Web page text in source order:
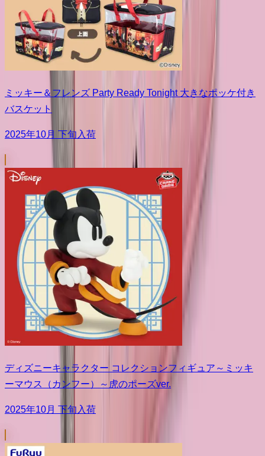
ミッキー＆フレンズ Party Ready Tonight 大きなポッケ付き
バスケット
2025年10月 下旬入荷
ディズニーキャラクター コレクションフィギュア～ミッキ
ーマウス（カンフー）～虎のポーズver.
2025年10月 下旬入荷